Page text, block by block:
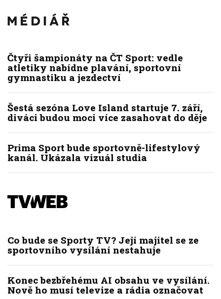
Čtyři šampionáty na ČT Sport: vedle
atletiky nabídne plavání, sportovní
gymnastiku a jezdectví
Šestá sezóna Love Island startuje 7. září,
diváci budou moci více zasahovat do děje
Prima Sport bude sportovně-lifestylový
kanál. Ukázala vizuál studia
Co bude se Sporty TV? Její majitel se ze
sportovního vysílání nestahuje
Konec bezbřehému AI obsahu ve vysílání.
Nově ho musí televize a rádia označovat